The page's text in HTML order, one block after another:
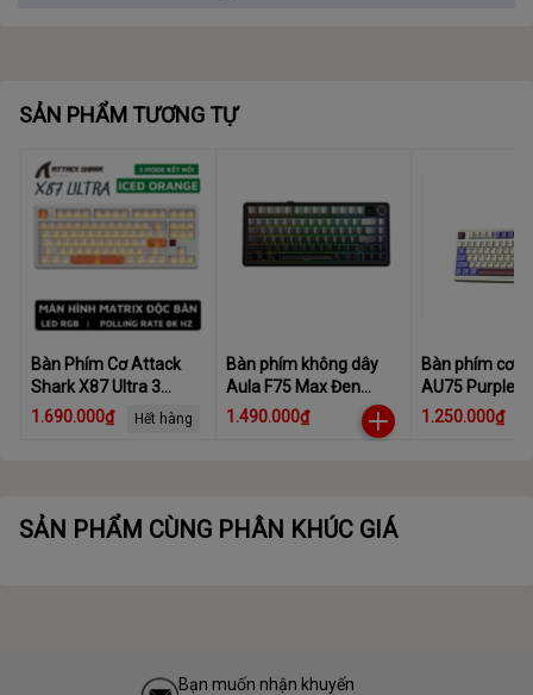
cần có trình điều khiển)
type-C + Dụng cụ thay switch + 2 switch tặng kèm
SẢN PHẨM TƯƠNG TỰ
Bàn Phím Cơ Attack
Shark X87 Ultra 3
Mode 8KHz,
1.690.000₫ Hết hàng
Bàn phím không dây
Aula F75 Max Đen
Gradient
1.490.000₫
Bàn phím cơ
AU75 Purple
3 Mode Star
1.250.000₫
SẢN PHẨM CÙNG PHÂN KHÚC GIÁ
Bạn muốn nhận khuyến